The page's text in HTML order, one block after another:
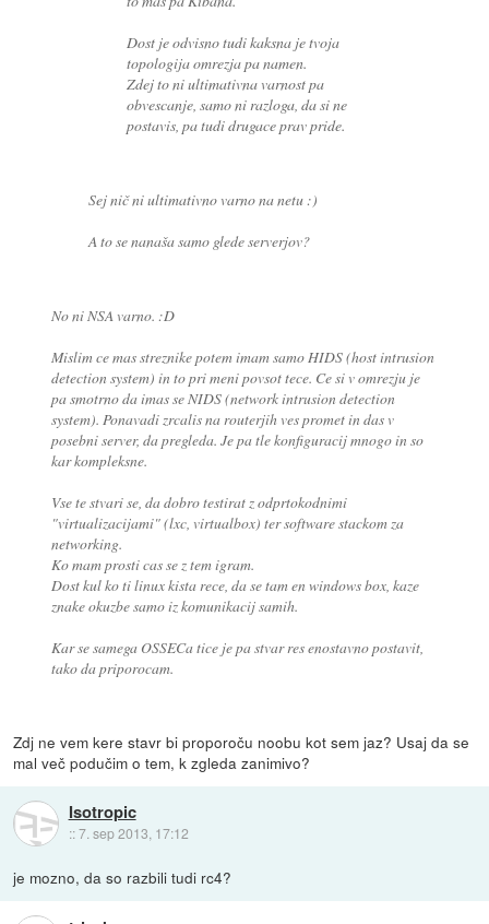
Dost je odvisno tudi kaksna je tvoja
topologija omrezja pa namen.
Zdej to ni ultimativna varnost pa
obvescanje, samo ni razloga, da si ne
postavis, pa tudi drugace prav pride.
Sej nič ni ultimativno varno na netu :)
A to se nanaša samo glede serverjov?
No ni NSA varno. :D
Mislim ce mas streznike potem imam samo HIDS (host intrusion
detection system) in to pri meni povsot tece. Ce si v omrezju je
pa smotrno da imas se NIDS (network intrusion detection
system). Ponavadi zrcalis na routerjih ves promet in das v
posebni server, da pregleda. Je pa tle konfiguracij mnogo in so
kar kompleksne.
Vse te stvari se, da dobro testirat z odprtokodnimi
"virtualizacijami" (lxc, virtualbox) ter software stackom za
networking.
Ko mam prosti cas se z tem igram.
Dost kul ko ti linux kista rece, da se tam en windows box, kaze
znake okuzbe samo iz komunikacij samih.
Kar se samega OSSECa tice je pa stvar res enostavno postavit,
tako da priporocam.
Zdj ne vem kere stavr bi proporoču noobu kot sem jaz? Usaj da se
mal več podučim o tem, k zgleda zanimivo?
Isotropic
::7. sep 2013, 17:12
je mozno, da so razbili tudi rc4?